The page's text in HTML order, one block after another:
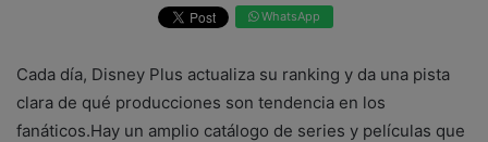
WhatsApp
Cada día, Disney Plus actualiza su ranking y da una pista
clara de qué producciones son tendencia en los
fanáticos.Hay un amplio catálogo de series y películas que